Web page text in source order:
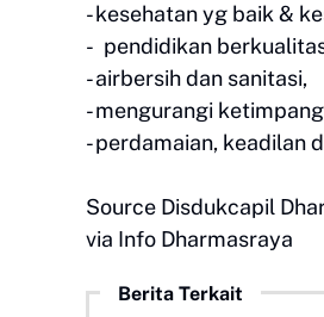
- kesehatan yg baik &
- pendidikan
- airbersih dan sanitasi,
- mengurangi
- perdamaian, keadilan
Source Disdukcapil
via Info Dharmasraya
Berita Terkait